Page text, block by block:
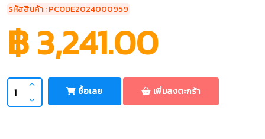
รหัสสินค้า : PCODE2024000959
฿ 3,241.00
ซื้อเลย เพิ่มลงตะกร้า